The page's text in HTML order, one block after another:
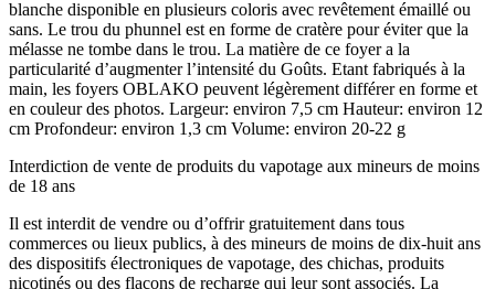
blanche disponible en plusieurs coloris avec revêtement émaillé ou
sans. Le trou du phunnel est en forme de cratère pour éviter que la
mélasse ne tombe dans le trou. La matière de ce foyer a la
particularité d’augmenter l’intensité du Goûts. Etant fabriqués à la
main, les foyers OBLAKO peuvent légèrement différer en forme et
en couleur des photos. Largeur: environ 7,5 cm Hauteur: environ 12
cm Profondeur: environ 1,3 cm Volume: environ 20-22 g
Interdiction de vente de produits du vapotage aux mineurs de moins
de 18 ans
Il est interdit de vendre ou d’offrir gratuitement dans tous
commerces ou lieux publics, à des mineurs de moins de dix-huit ans
des dispositifs électroniques de vapotage, des chichas, produits
nicotinés ou des flacons de recharge qui leur sont associés. La